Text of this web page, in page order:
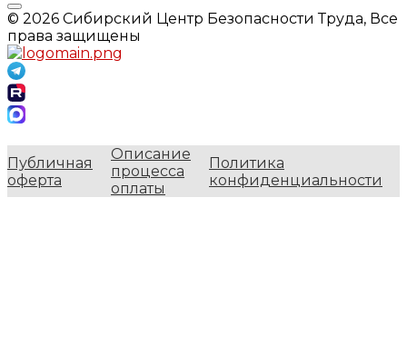
© 2026 Сибирский Центр Безопасности Труда, Все
права защищены
Публичная
оферта
Описание
процесса
оплаты
Политика
конфиденциальности